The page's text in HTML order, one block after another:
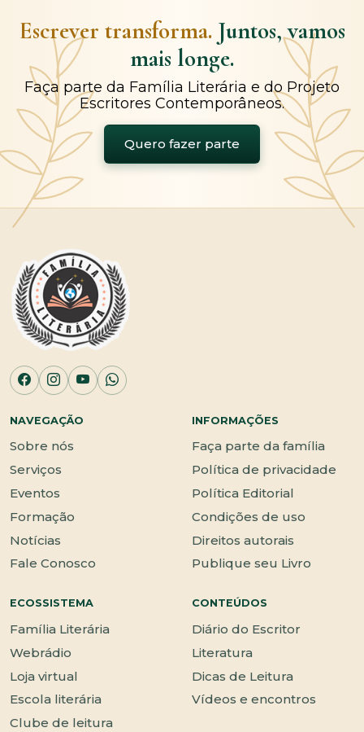
Escrever transforma. Juntos, vamos
mais longe.
Faça parte da Família Literária e do Projeto
Escritores Contemporâneos.
Quero fazer parte
NAVEGAÇÃO
Sobre nós
Serviços
Eventos
Formação
Notícias
Fale Conosco
INFORMAÇÕES
Faça parte da família
Política de privacidade
Política Editorial
Condições de uso
Direitos autorais
Publique seu Livro
ECOSSISTEMA
Família Literária
Webrádio
Loja virtual
Escola literária
Clube de leitura
CONTEÚDOS
Diário do Escritor
Literatura
Dicas de Leitura
Vídeos e encontros